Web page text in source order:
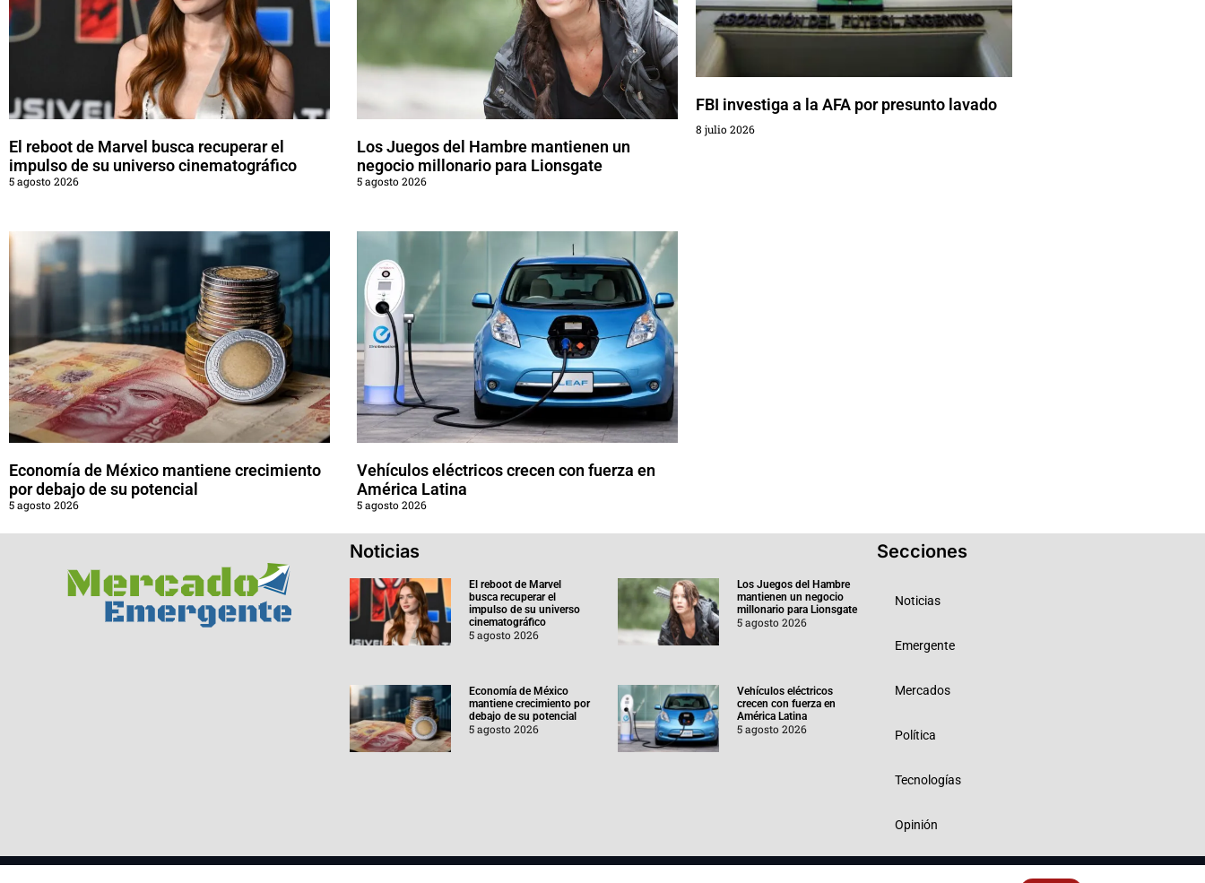
El reboot de Marvel busca recuperar el
impulso de su universo cinematográfico
5 agosto 2026
Los Juegos del Hambre mantienen un
negocio millonario para Lionsgate
5 agosto 2026
Economía de México mantiene crecimiento
por debajo de su potencial
5 agosto 2026
Vehículos eléctricos crecen con fuerza en
América Latina
5 agosto 2026
FBI investiga a la AFA por presunto lavado
8 julio 2026
Noticias
El reboot de Marvel
busca recuperar el
impulso de su universo
cinematográfico
5 agosto 2026
Los Juegos del Hambre
mantienen un negocio
millonario para Lionsgate
5 agosto 2026
Economía de México
mantiene crecimiento por
debajo de su potencial
5 agosto 2026
Vehículos eléctricos
crecen con fuerza en
América Latina
5 agosto 2026
Secciones
Noticias
Emergente
Mercados
Política
Tecnologías
Opinión